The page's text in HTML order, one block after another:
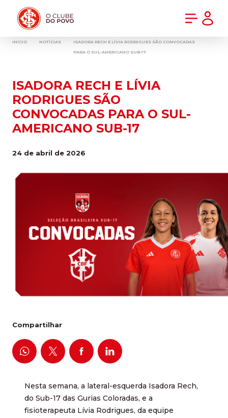
INÍCIO NOTÍCIAS
ISADORA RECH E LÍVIA RODRIGUES SÃO CONVOCADAS
PARA O SUL-AMERICANO SUB-17
ISADORA RECH E LÍVIA
RODRIGUES SÃO
CONVOCADAS PARA O SUL-
AMERICANO SUB-17
24 de abril de 2026
Compartilhar
Nesta semana, a lateral-esquerda Isadora Rech,
do Sub-17 das Gurias Coloradas, e a
fisioterapeuta Lívia Rodrigues, da equipe